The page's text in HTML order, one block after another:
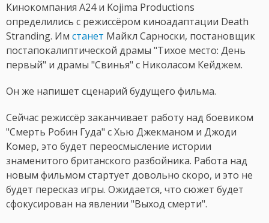
Кинокомпания A24 и Kojima Productions
определились с режиссёром киноадаптации Death
Stranding. Им станет Майкл Сарноски, постановщик
постапокалиптической драмы "Тихое место: День
первый" и драмы "Свинья" с Николасом Кейджем.
Он же напишет сценарий будущего фильма.
Сейчас режиссёр заканчивает работу над боевиком
"Смерть Робин Гуда" с Хью Джекманом и Джоди
Комер, это будет переосмысление истории
знаменитого британского разбойника. Работа над
новым фильмом стартует довольно скоро, и это не
будет пересказ игры. Ожидается, что сюжет будет
сфокусирован на явлении "Выход смерти".